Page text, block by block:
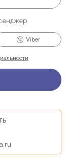
Viber